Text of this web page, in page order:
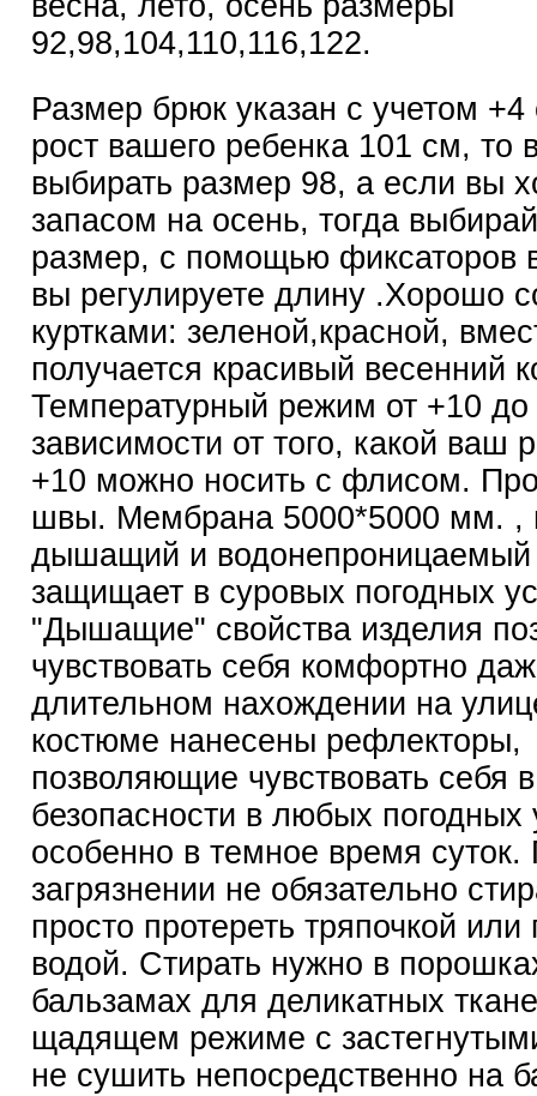
92,98,104,110,116,122.
Размер брюк указан с учетом
рост вашего ребенка 101 см, то
выбирать размер 98, а если вы
запасом на осень, тогда
размер, с помощью фиксаторов
вы регулируете длину .Хорошо
куртками: зеленой,красной,
получается красивый весенний
Температурный режим от +10 до
зависимости от того, какой ваш
+10 можно носить с флисом.
швы. Мембрана 5000*5000 мм. ,
дышащий и
защищает в суровых погодных
"Дышащие" свойства изделия
чувствовать себя комфортно
длительном нахождении на
костюме нанесены рефлекторы,
позволяющие чувствовать себя в
безопасности в любых погодных
особенно в темное время суток.
загрязнении не обязательно
просто протереть тряпочкой
водой. Стирать нужно в
бальзамах для деликатных
щадящем режиме с
не сушить непосредственно на